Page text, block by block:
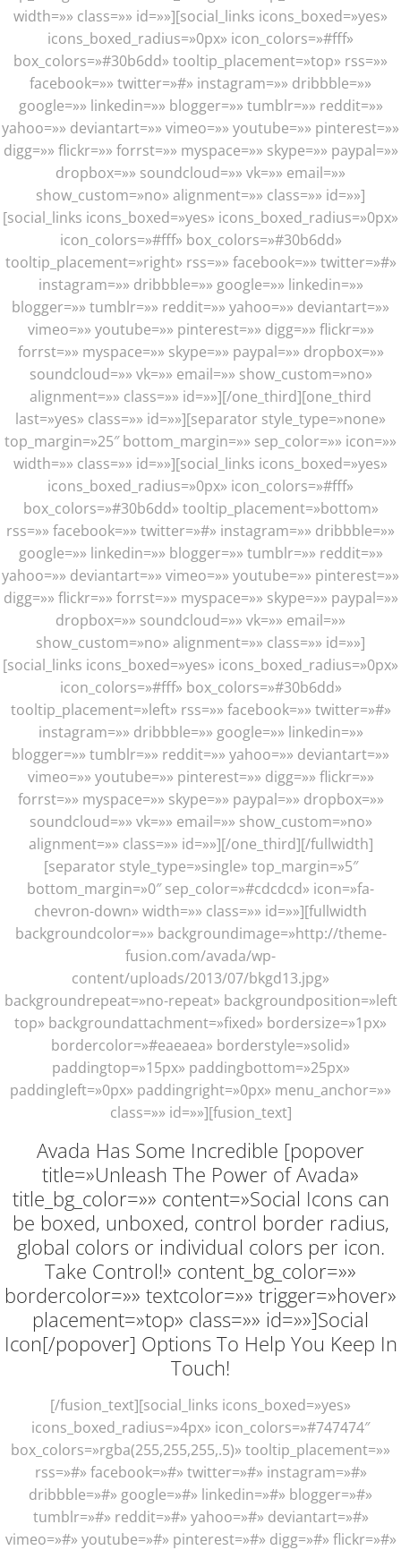
width=»» class=»» id=»»][social_links icons_boxed=»yes»
icons_boxed_radius=»0px» icon_colors=»#fff»
box_colors=»#30b6dd» tooltip_placement=»top» rss=»»
facebook=»» twitter=»#» instagram=»» dribbble=»»
google=»» linkedin=»» blogger=»» tumblr=»» reddit=»»
yahoo=»» deviantart=»» vimeo=»» youtube=»» pinterest=»»
digg=»» flickr=»» forrst=»» myspace=»» skype=»» paypal=»»
dropbox=»» soundcloud=»» vk=»» email=»»
show_custom=»no» alignment=»» class=»» id=»»]
[social_links icons_boxed=»yes» icons_boxed_radius=»0px»
icon_colors=»#fff» box_colors=»#30b6dd»
tooltip_placement=»right» rss=»» facebook=»» twitter=»#»
instagram=»» dribbble=»» google=»» linkedin=»»
blogger=»» tumblr=»» reddit=»» yahoo=»» deviantart=»»
vimeo=»» youtube=»» pinterest=»» digg=»» flickr=»»
forrst=»» myspace=»» skype=»» paypal=»» dropbox=»»
soundcloud=»» vk=»» email=»» show_custom=»no»
alignment=»» class=»» id=»»][/one_third][one_third
last=»yes» class=»» id=»»][separator style_type=»none»
top_margin=»25″ bottom_margin=»» sep_color=»» icon=»»
width=»» class=»» id=»»][social_links icons_boxed=»yes»
icons_boxed_radius=»0px» icon_colors=»#fff»
box_colors=»#30b6dd» tooltip_placement=»bottom»
rss=»» facebook=»» twitter=»#» instagram=»» dribbble=»»
google=»» linkedin=»» blogger=»» tumblr=»» reddit=»»
yahoo=»» deviantart=»» vimeo=»» youtube=»» pinterest=»»
digg=»» flickr=»» forrst=»» myspace=»» skype=»» paypal=»»
dropbox=»» soundcloud=»» vk=»» email=»»
show_custom=»no» alignment=»» class=»» id=»»]
[social_links icons_boxed=»yes» icons_boxed_radius=»0px»
icon_colors=»#fff» box_colors=»#30b6dd»
tooltip_placement=»left» rss=»» facebook=»» twitter=»#»
instagram=»» dribbble=»» google=»» linkedin=»»
blogger=»» tumblr=»» reddit=»» yahoo=»» deviantart=»»
vimeo=»» youtube=»» pinterest=»» digg=»» flickr=»»
forrst=»» myspace=»» skype=»» paypal=»» dropbox=»»
soundcloud=»» vk=»» email=»» show_custom=»no»
alignment=»» class=»» id=»»][/one_third][/fullwidth]
[separator style_type=»single» top_margin=»5″
bottom_margin=»0″ sep_color=»#cdcdcd» icon=»fa-
chevron-down» width=»» class=»» id=»»][fullwidth
backgroundcolor=»» backgroundimage=»http://theme-
fusion.com/avada/wp-
content/uploads/2013/07/bkgd13.jpg»
backgroundrepeat=»no-repeat» backgroundposition=»left
top» backgroundattachment=»fixed» bordersize=»1px»
bordercolor=»#eaeaea» borderstyle=»solid»
paddingtop=»15px» paddingbottom=»25px»
paddingleft=»0px» paddingright=»0px» menu_anchor=»»
class=»» id=»»][fusion_text]
Avada Has Some Incredible [popover
title=»Unleash The Power of Avada»
title_bg_color=»» content=»Social Icons can
be boxed, unboxed, control border radius,
global colors or individual colors per icon.
Take Control!» content_bg_color=»»
bordercolor=»» textcolor=»» trigger=»hover»
placement=»top» class=»» id=»»]Social
Icon[/popover] Options To Help You Keep In
Touch!
[/fusion_text][social_links icons_boxed=»yes»
icons_boxed_radius=»4px» icon_colors=»#747474″
box_colors=»rgba(255,255,255,.5)» tooltip_placement=»»
rss=»#» facebook=»#» twitter=»#» instagram=»#»
dribbble=»#» google=»#» linkedin=»#» blogger=»#»
tumblr=»#» reddit=»#» yahoo=»#» deviantart=»#»
vimeo=»#» youtube=»#» pinterest=»#» digg=»#» flickr=»#»